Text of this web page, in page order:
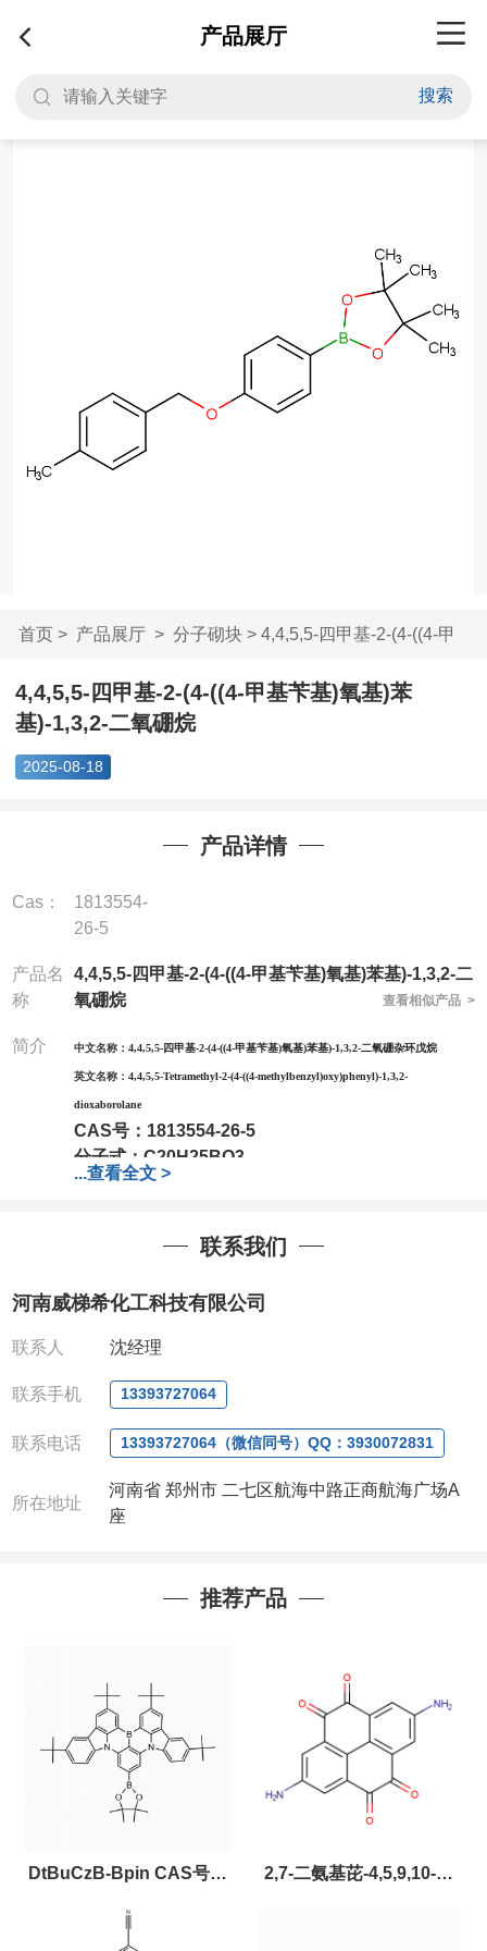
产品展厅
搜索
首页> 产品展厅> 分子砌块> 4,4,5,5-四甲基-2-(4-((4-甲
基...
4,4,5,5-四甲基-2-(4-((4-甲基苄基)氧基)苯
基)-1,3,2-二氧硼烷
2025-08-18
产品详情
Cas：
1813554-
26-5
产品名
称
4,4,5,5-四甲基-2-(4-((4-甲基苄基)氧基)苯基)-1,3,2-二
氧硼烷
查看相似产品 >
简介 中文名称： 4,4,5,5-四甲基-2-(4-((4-甲基苄基)氧基)苯基)-1,3,2-二氧硼杂环戊烷
英文名称： 4,4,5,5-Tetramethyl-2-(4-((4-methylbenzyl)oxy)phenyl)-1,3,2-
dioxaborolane
CAS号： 1813554-26-5
分子式： C20H25BO3
分子量：324.22
;1g;2.5g ;5g ;10g可根据客户需求进行分装
我司对高校及科研单位先发货和
全额退款,并承担所有运费。电话:0371-
63377391/13393727064
微信
:13393727064
...查看全文 >
联系我们
河南威梯希化工科技有限公司
联系人 沈经理
联系手机 13393727064
联系电话 13393727064（微信同号）QQ：3930072831
所在地址
河南省 郑州市 二七区航海中路正商航海广场A
座
推荐产品
DtBuCzB-Bpin CAS号：
2643331-97-7
2,7-二氨基芘-4,5,9,10-四